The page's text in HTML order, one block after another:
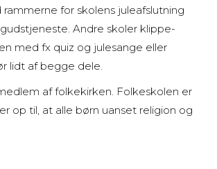
for skolens juleafslutning
Andre skoler klippe-
med fx quiz og julesange eller
lidt af begge dele.
af folkekirken. Folkeskolen er
op til, at alle børn uanset religion og